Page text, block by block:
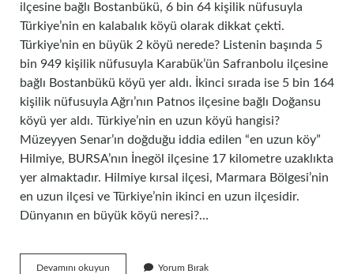
ilçesine bağlı Bostanbükü, 6 bin 64 kişilik nüfusuyla
Türkiye’nin en kalabalık köyü olarak dikkat çekti.
Türkiye’nin en büyük 2 köyü nerede? Listenin başında 5
bin 949 kişilik nüfusuyla Karabük’ün Safranbolu ilçesine
bağlı Bostanbükü köyü yer aldı. İkinci sırada ise 5 bin 164
kişilik nüfusuyla Ağrı’nın Patnos ilçesine bağlı Doğansu
köyü yer aldı. Türkiye’nin en uzun köyü hangisi?
Müzeyyen Senar’ın doğduğu iddia edilen “en uzun köy”
Hilmiye, BURSA’nın İnegöl ilçesine 17 kilometre uzaklıkta
yer almaktadır. Hilmiye kırsal ilçesi, Marmara Bölgesi’nin
en uzun ilçesi ve Türkiye’nin ikinci en uzun ilçesidir.
Dünyanın en büyük köyü neresi?…
Devamını okuyun Türkiyenin Yorum Bırak